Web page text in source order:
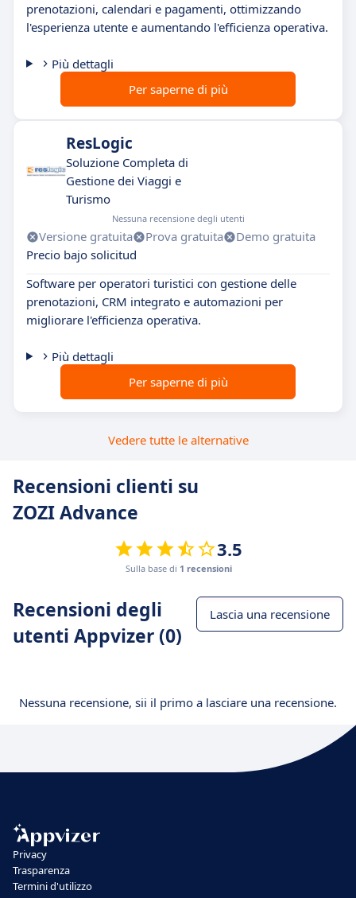
prenotazioni, calendari e pagamenti, ottimizzando
l'esperienza utente e aumentando l'efficienza operativa.
Più dettagli
Per saperne di più
ResLogic
Soluzione Completa di
Gestione dei Viaggi e
Turismo
Nessuna recensione degli utenti
Versione gratuita Prova gratuita
Demo gratuita
Precio bajo solicitud
Software per operatori turistici con gestione delle
prenotazioni, CRM integrato e automazioni per
migliorare l'efficienza operativa.
Più dettagli
Per saperne di più
Vedere tutte le alternative
Recensioni clienti su
ZOZI Advance
3.5
Sulla base di 1 recensioni
Recensioni degli
utenti Appvizer (0)
Lascia una recensione
Nessuna recensione, sii il primo a lasciare una recensione.
Privacy
Trasparenza
Termini d'utilizzo